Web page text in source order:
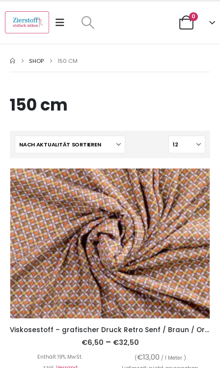
0
SHOP 150 CM
150 cm
Viskosestoff – grafischer Druck Retro Senf / Braun / Orange
€6,50 – €32,50
Enthält 19% MwSt. (€13,00 / 1 Meter )